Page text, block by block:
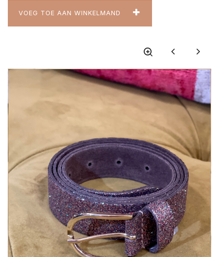
VOEG TOE AAN WINKELMAND